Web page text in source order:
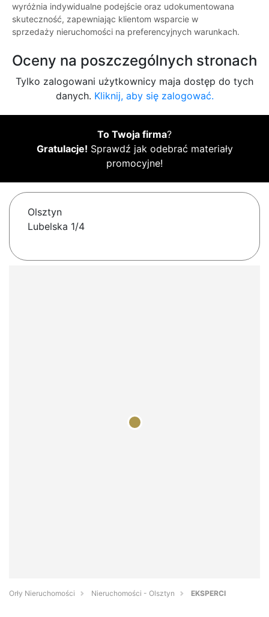
wyróżnia indywidualne podejście oraz udokumentowana
skuteczność, zapewniając klientom wsparcie w
sprzedaży nieruchomości na preferencyjnych warunkach.
Oceny na poszczególnych stronach
Tylko zalogowani użytkownicy maja dostęp do tych
danych. Kliknij, aby się zalogować.
To Twoja firma?
Gratulacje! Sprawdź jak odebrać materiały
promocyjne!
Olsztyn
Lubelska 1/4
Orły Nieruchomości Nieruchomości - Olsztyn EKSPERCI